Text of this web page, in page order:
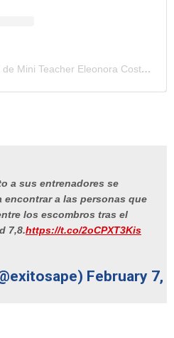
Una publicación compartida de Mini Teacher Eleonora Costa (@miniteacher_oficial)
a sus entrenadores se
encontrar a las personas que
los escombros tras el
7,8.https://t.co/2oCPXT3Kis
February 7,